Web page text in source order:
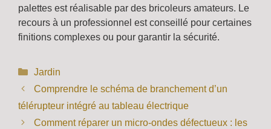
palettes est réalisable par des bricoleurs amateurs. Le
recours à un professionnel est conseillé pour certaines
finitions complexes ou pour garantir la sécurité.
Catégories
Jardin
Comprendre le schéma de branchement d’un
télérupteur intégré au tableau électrique
Comment réparer un micro-ondes défectueux : les